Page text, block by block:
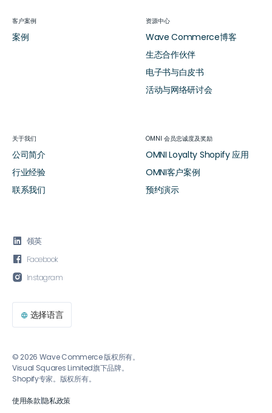
 领英
 Facebook
 Instagram
 选择语言
© 2026 Wave Commerce 版权所有。
Visual Squares Limited旗下品牌。
Shopify专家。版权所有。
使用条款|隐私政策
客户案例
案例
资源中心
Wave Commerce博客
生态合作伙伴
电子书与白皮书
活动与网络研讨会
关于我们
公司简介
行业经验
联系我们
OMNI 会员忠诚度及奖励
OMNI Loyalty Shopify 应用
OMNI客户案例
预约演示